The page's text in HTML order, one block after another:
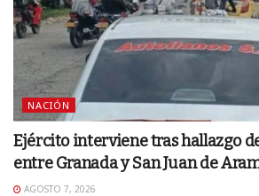
NACIÓN
Ejército interviene tras hallazgo
entre Granada y San Juan de
AGOSTO 7, 2026